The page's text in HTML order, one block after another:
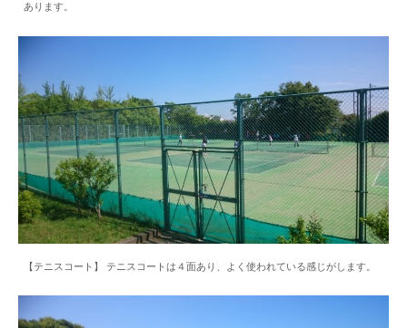
あります。
【テニスコート】 テニスコートは４面あり、よく使われている感じがします。